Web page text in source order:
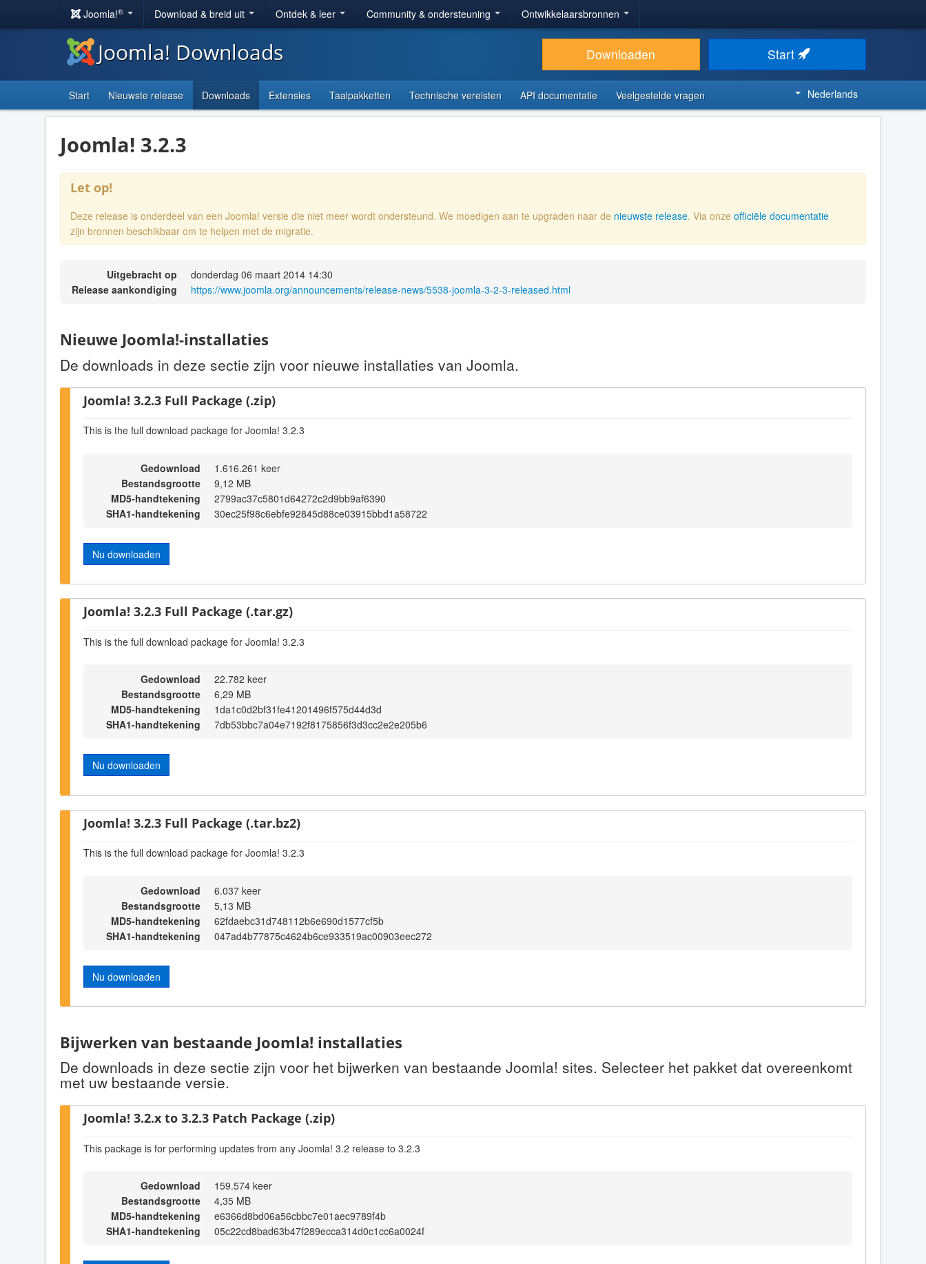
Joomla!® Download & breid uit Ontdek & leer Community & ondersteuning Ontwikkelaarsbronnen
Joomla! Downloads Downloaden Start
Start Nieuwste release Downloads Extensies Taalpakketten Technische vereisten API documentatie Veelgestelde vragen Nederlands
Joomla! 3.2.3
Let op!
Deze release is onderdeel van een Joomla! versie die niet meer wordt ondersteund. We moedigen aan te upgraden naar de nieuwste release. Via onze officiële documentatie
zijn bronnen beschikbaar om te helpen met de migratie.
Uitgebracht op
donderdag 06 maart 2014 14:30
Release aankondiging
https://www.joomla.org/announcements/release-news/5538-joomla-3-2-3-released.html
Nieuwe Joomla!-installaties
De downloads in deze sectie zijn voor nieuwe installaties van Joomla.
Joomla! 3.2.3 Full Package (.zip)
This is the full download package for Joomla! 3.2.3
Gedownload
1.616.261 keer
Bestandsgrootte
9,12 MB
MD5-handtekening
2799ac37c5801d64272c2d9bb9af6390
SHA1-handtekening
30ec25f98c6ebfe92845d88ce03915bbd1a58722
Nu downloaden
Joomla! 3.2.3 Full Package (.tar.gz)
This is the full download package for Joomla! 3.2.3
Gedownload
22.782 keer
Bestandsgrootte
6,29 MB
MD5-handtekening
1da1c0d2bf31fe41201496f575d44d3d
SHA1-handtekening
7db53bbc7a04e7192f8175856f3d3cc2e2e205b6
Nu downloaden
Joomla! 3.2.3 Full Package (.tar.bz2)
This is the full download package for Joomla! 3.2.3
Gedownload
6.037 keer
Bestandsgrootte
5,13 MB
MD5-handtekening
62fdaebc31d748112b6e690d1577cf5b
SHA1-handtekening
047ad4b77875c4624b6ce933519ac00903eec272
Nu downloaden
Bijwerken van bestaande Joomla! installaties
De downloads in deze sectie zijn voor het bijwerken van bestaande Joomla! sites. Selecteer het pakket dat overeenkomt
met uw bestaande versie.
Joomla! 3.2.x to 3.2.3 Patch Package (.zip)
This package is for performing updates from any Joomla! 3.2 release to 3.2.3
Gedownload
159.574 keer
Bestandsgrootte
4,35 MB
MD5-handtekening
e6366d8bd06a56cbbc7e01aec9789f4b
SHA1-handtekening
05c22cd8bad63b47f289ecca314d0c1cc6a0024f